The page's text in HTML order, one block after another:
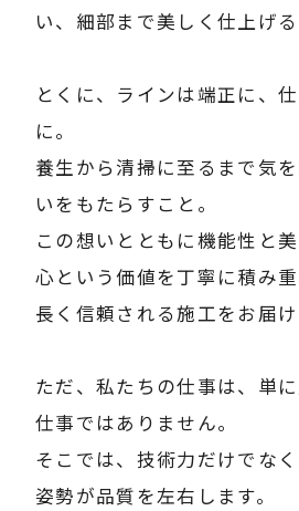
い、細部まで美しく仕上げる
とくに、ラインは端正に、
に。
養生から清掃に至るまで気
いをもたらすこと。
この想いとともに機能性と
心という価値を丁寧に積み重
長く信頼される施工をお届け
ただ、私たちの仕事は、単
仕事ではありません。
そこでは、技術力だけでな
姿勢が品質を左右します。